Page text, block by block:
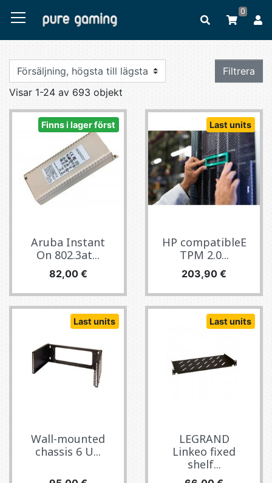
0
Filtrera
Visar 1-24 av 693 objekt
Finns i lager först
Aruba Instant
On 802.3at...
Pris
82,00 €
Last units
HP compatibleE
TPM 2.0...
Pris
203,90 €
Last units
Wall-mounted
chassis 6 U...
Last units
LEGRAND
Linkeo fixed
shelf...